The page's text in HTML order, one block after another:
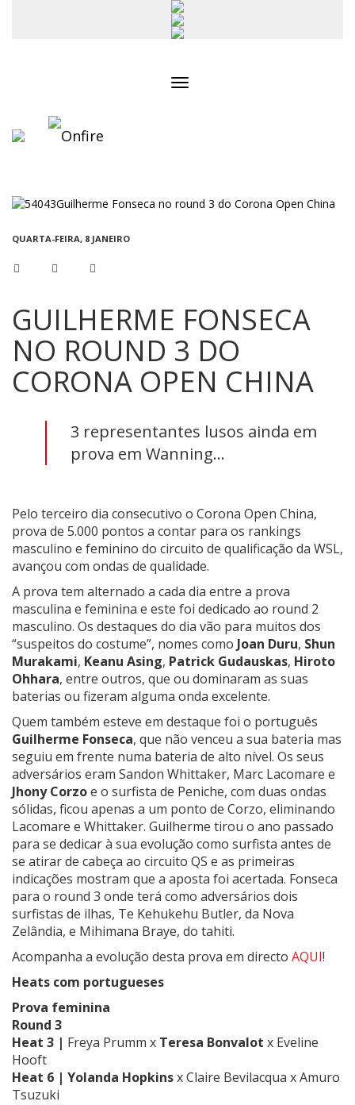
QUARTA-FEIRA, 8 JANEIRO
GUILHERME FONSECA
NO ROUND 3 DO
CORONA OPEN CHINA
3 representantes lusos ainda em
prova em Wanning...
Pelo terceiro dia consecutivo o Corona Open China,
prova de 5.000 pontos a contar para os rankings
masculino e feminino do circuito de qualificação da WSL,
avançou com ondas de qualidade.
A prova tem alternado a cada dia entre a prova
masculina e feminina e este foi dedicado ao round 2
masculino. Os destaques do dia vão para muitos dos
“suspeitos do costume”, nomes como Joan Duru, Shun
Murakami, Keanu Asing, Patrick Gudauskas, Hiroto
Ohhara, entre outros, que ou dominaram as suas
baterias ou fizeram alguma onda excelente.
Quem também esteve em destaque foi o português
Guilherme Fonseca, que não venceu a sua bateria mas
seguiu em frente numa bateria de alto nível. Os seus
adversários eram Sandon Whittaker, Marc Lacomare e
Jhony Corzoe o surfista de Peniche, com duas ondas
sólidas, ficou apenas a um ponto de Corzo, eliminando
Lacomare e Whittaker. Guilherme tirou o ano passado
para se dedicar à sua evolução como surfista antes de
se atirar de cabeça ao circuito QS e as primeiras
indicações mostram que a aposta foi acertada. Fonseca
para o round 3 onde terá como adversários dois
surfistas de ilhas, Te Kehukehu Butler, da Nova
Zelândia, e Mihimana Braye, do tahiti.
Acompanha a evolução desta prova em directo AQUI!
Heats com portugueses
Prova feminina
Round 3
Heat 3 | Freya Prumm x Teresa Bonvalot x Eveline
Hooft
Heat 6 | Yolanda Hopkinsx Claire Bevilacqua xAmuro
Tsuzuki